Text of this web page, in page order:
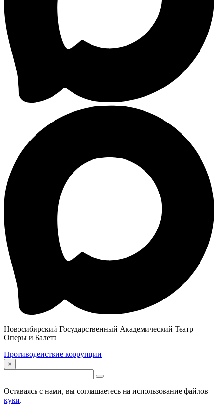
Новосибирский Государственный Академический Театр
Оперы и Балета
Противодействие коррупции
×
Оставаясь с нами, вы соглашаетесь на использование файлов
куки.